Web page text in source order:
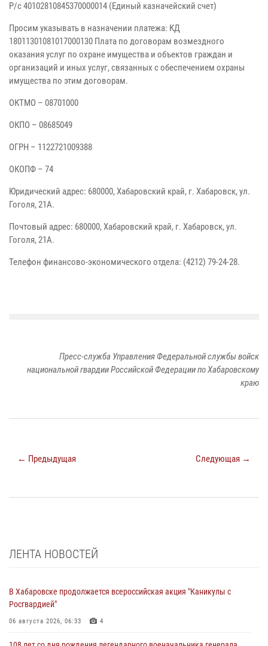
Р/с 40102810845370000014 (Единый казначейский счет)
Просим указывать в назначении платежа: КД
18011301081017000130 Плата по договорам возмездного
оказания услуг по охране имущества и объектов граждан и
организаций и иных услуг, связанных с обеспечением охраны
имущества по этим договорам.
ОКТМО – 08701000
ОКПО – 08685049
ОГРН – 1122721009388
ОКОПФ – 74
Юридический адрес: 680000, Хабаровский край, г. Хабаровск, ул.
Гоголя, 21А.
Почтовый адрес: 680000, Хабаровский край, г. Хабаровск, ул.
Гоголя, 21А.
Телефон финансово-экономического отдела: (4212) 79-24-28.
Пресс-служба Управления Федеральной службы войск
национальной гвардии Российской Федерации по Хабаровскому
краю
← Предыдущая Следующая →
ЛЕНТА НОВОСТЕЙ
В Хабаровске продолжается всероссийская акция "Каникулы с
Росгвардией"
06 августа 2026, 06:33 4